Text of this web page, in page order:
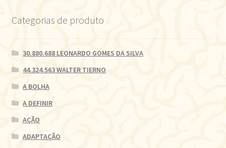
Categorias de produto
30.880.688 LEONARDO GOMES DA SILVA
44.324.563 WALTER TIERNO
A BOLHA
A DEFINIR
AÇÃO
ADAPTAÇÃO